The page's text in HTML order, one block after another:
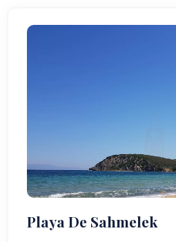
Playa De Sahmelek